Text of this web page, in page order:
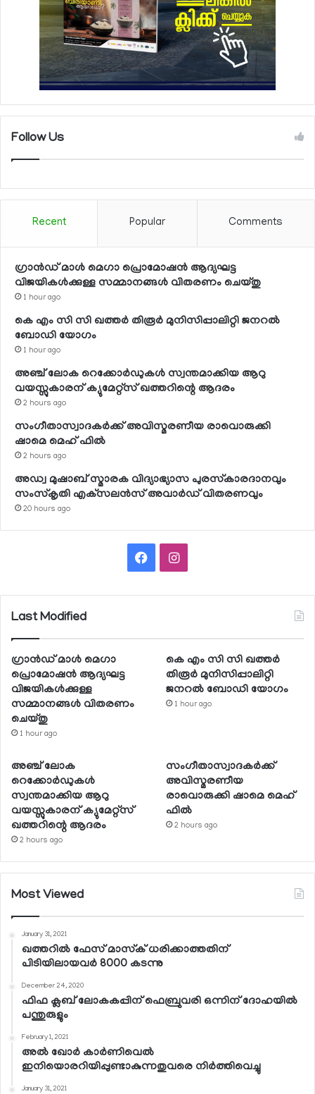
Follow Us
Recent Popular Comments
ഗ്രാന്‍ഡ് മാള്‍ മെഗാ പ്രൊമോഷന്‍ ആദ്യഘട്ട
വിജയികള്‍ക്കുള്ള സമ്മാനങ്ങള്‍ വിതരണം ചെയ്തു
1 hour ago
കെ എം സി സി ഖത്തര്‍ തിരൂര്‍ മുനിസിപ്പാലിറ്റി ജനറല്‍
ബോഡി യോഗം
1 hour ago
അഞ്ച് ലോക റെക്കോര്‍ഡുകള്‍ സ്വന്തമാക്കിയ ആറു
വയസ്സുകാരന് ക്യുമേറ്റ്‌സ് ഖത്തറിന്റെ ആദരം
2 hours ago
സംഗീതാസ്വാദകര്‍ക്ക് അവിസ്മരണീയ രാവൊരുക്കി
ഷാമെ മെഹ് ഫില്‍
2 hours ago
അഡ്വ മുഷാബ് സ്മാരക വിദ്യാഭ്യാസ പുരസ്‌കാരദാനവും
സംസ്‌കൃതി എക്‌സലന്‍സ് അവാര്‍ഡ് വിതരണവും
20 hours ago
FacebookInstagram
Last Modified
ഗ്രാന്‍ഡ് മാള്‍ മെഗാ
പ്രൊമോഷന്‍ ആദ്യഘട്ട
വിജയികള്‍ക്കുള്ള
സമ്മാനങ്ങള്‍ വിതരണം
ചെയ്തു
1 hour ago
കെ എം സി സി ഖത്തര്‍
തിരൂര്‍ മുനിസിപ്പാലിറ്റി
ജനറല്‍ ബോഡി യോഗം
1 hour ago
അഞ്ച് ലോക
റെക്കോര്‍ഡുകള്‍
സ്വന്തമാക്കിയ ആറു
വയസ്സുകാരന് ക്യുമേറ്റ്‌സ്
ഖത്തറിന്റെ ആദരം
2 hours ago
സംഗീതാസ്വാദകര്‍ക്ക്
അവിസ്മരണീയ
രാവൊരുക്കി ഷാമെ മെഹ്
ഫില്‍
2 hours ago
Most Viewed
January 31, 2021
ഖത്തറില്‍ ഫേസ് മാസ്‌ക് ധരിക്കാത്തതിന്
പിടിയിലായവര്‍ 8000 കടന്നു
December 24, 2020
ഫിഫ ക്ലബ് ലോകകപ്പിന് ഫെബ്രുവരി ഒന്നിന് ദോഹയില്‍
പന്തുരുളും
February 1, 2021
അല്‍ ഖോര്‍ കാര്‍ണിവെല്‍
ഇനിയൊരറിയിപ്പുണ്ടാകുന്നതുവരെ നിര്‍ത്തിവെച്ചു
January 31, 2021